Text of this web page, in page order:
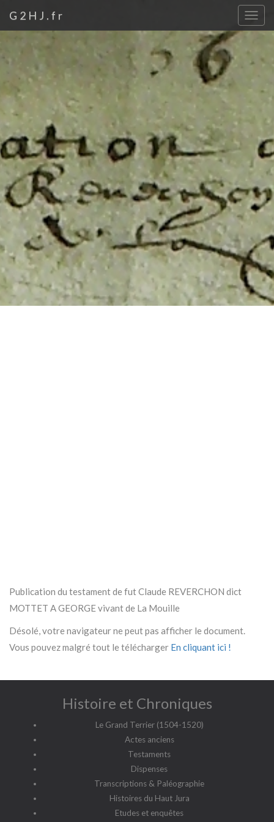
G2HJ.fr
Publication du testament de fut Claude REVERCHON dict
MOTTET A GEORGE vivant de La Mouille
Désolé, votre navigateur ne peut pas afficher le document.
Vous pouvez malgré tout le télécharger En cliquant ici !
Histoire et Chroniques
Le Grand Terrier (1504-1520)
Actes anciens
Testaments
Dispenses
Transcriptions & Paléographie
Histoires du Haut Jura
Etudes et enquêtes